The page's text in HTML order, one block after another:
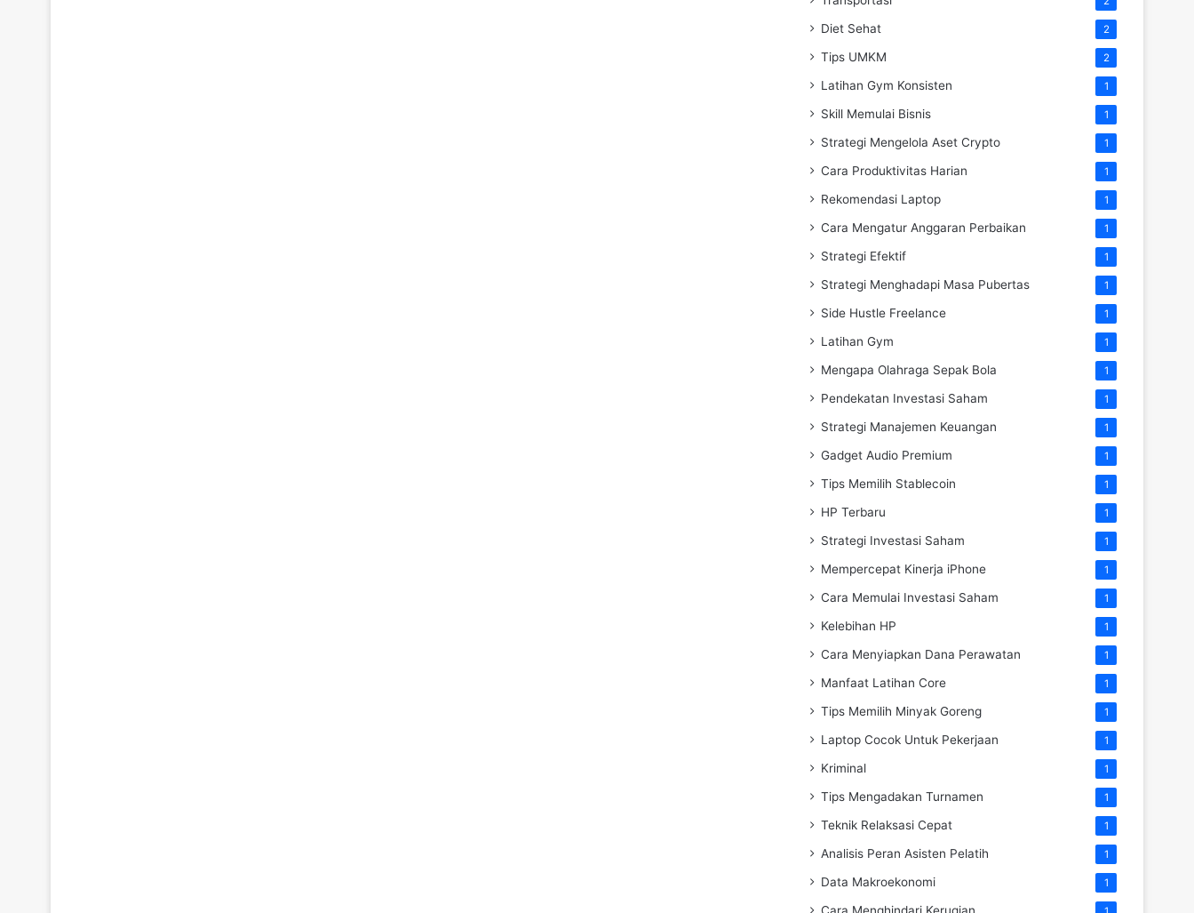
Diet Sehat 2
Tips UMKM 2
Latihan Gym Konsisten 1
Skill Memulai Bisnis 1
Strategi Mengelola Aset Crypto 1
Cara Produktivitas Harian 1
Rekomendasi Laptop 1
Cara Mengatur Anggaran Perbaikan 1
Strategi Efektif 1
Strategi Menghadapi Masa Pubertas 1
Side Hustle Freelance 1
Latihan Gym 1
Mengapa Olahraga Sepak Bola 1
Pendekatan Investasi Saham 1
Strategi Manajemen Keuangan 1
Gadget Audio Premium 1
Tips Memilih Stablecoin 1
HP Terbaru 1
Strategi Investasi Saham 1
Mempercepat Kinerja iPhone 1
Cara Memulai Investasi Saham 1
Kelebihan HP 1
Cara Menyiapkan Dana Perawatan 1
Manfaat Latihan Core 1
Tips Memilih Minyak Goreng 1
Laptop Cocok Untuk Pekerjaan 1
Kriminal 1
Tips Mengadakan Turnamen 1
Teknik Relaksasi Cepat 1
Analisis Peran Asisten Pelatih 1
Data Makroekonomi 1